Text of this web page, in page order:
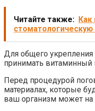
Читайте также:
стоматологическую
Для общего
принимать витаминный
Перед процедурой
материалах, которые
ваш организм может на